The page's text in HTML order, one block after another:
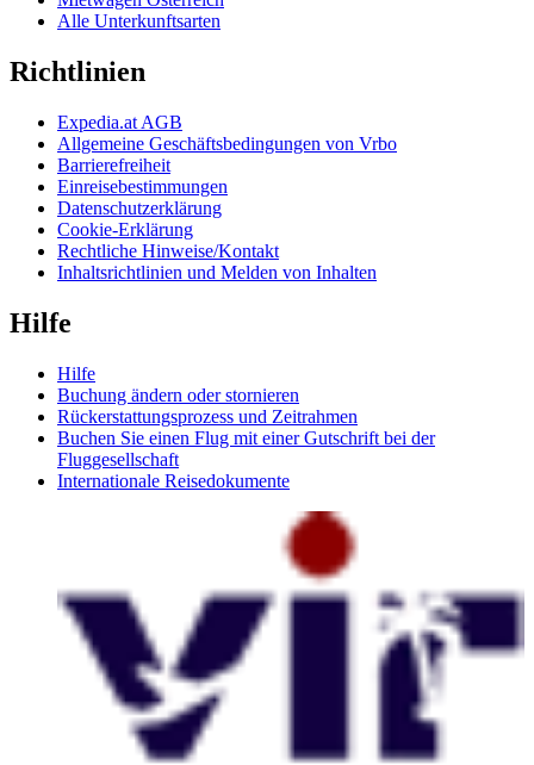
Alle Unterkunftsarten
Richtlinien
Expedia.at AGB
Allgemeine Geschäftsbedingungen von Vrbo
Barrierefreiheit
Einreisebestimmungen
Datenschutzerklärung
Cookie-Erklärung
Rechtliche Hinweise/Kontakt
Inhaltsrichtlinien und Melden von Inhalten
Hilfe
Hilfe
Buchung ändern oder stornieren
Rückerstattungsprozess und Zeitrahmen
Buchen Sie einen Flug mit einer Gutschrift bei der
Fluggesellschaft
Internationale Reisedokumente